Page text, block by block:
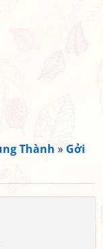
Thành » Gởi